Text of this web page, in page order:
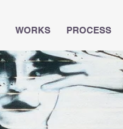
WORKS PROCESS